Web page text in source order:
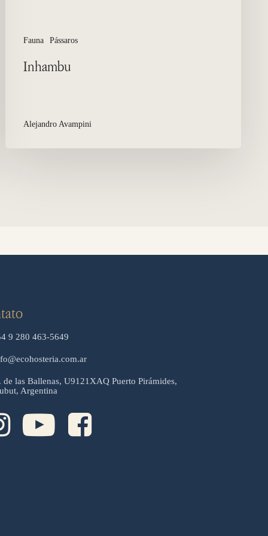
Fauna Pássaros
Inhambu
Alejandro Avampini
9 280 463-5649
de las Ballenas, U9121XAQ Puerto Pirámides,
Argentina